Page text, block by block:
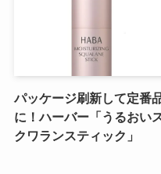
パッケージ刷新して定番
に！ハーバー「うるおい
クワランスティック」